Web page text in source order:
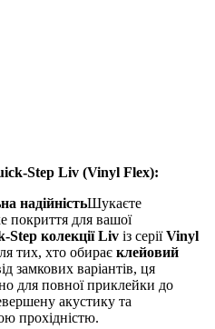
Step Liv (Vinyl Flex):
надійністьШукаєте
покриття для вашої
Step колекції Liv із серіїVinyl
тих, хто обирає клейовий
замкових варіантів, ця
для повної приклейки до
акустику та
прохідністю.